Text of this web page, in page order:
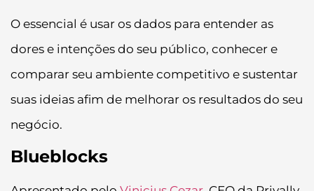
O essencial é usar os dados para entender as
dores e intenções do seu público, conhecer e
comparar seu ambiente competitivo e sustentar
suas ideias afim de melhorar os resultados do seu
negócio.
Blueblocks